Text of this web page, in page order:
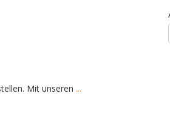
Mit unseren ...